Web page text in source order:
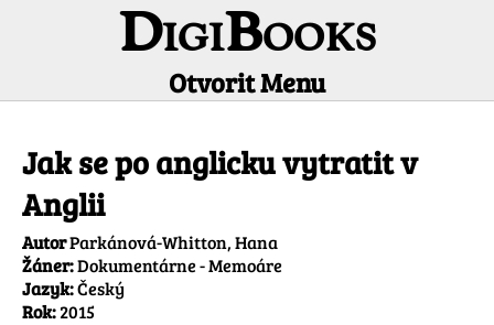
DigiBooks
Otvorit Menu
Jak se po anglicku vytratit v
Anglii
AutorParkánová-Whitton, Hana
Žáner:Dokumentárne - Memoáre
Jazyk:Český
Rok:2015